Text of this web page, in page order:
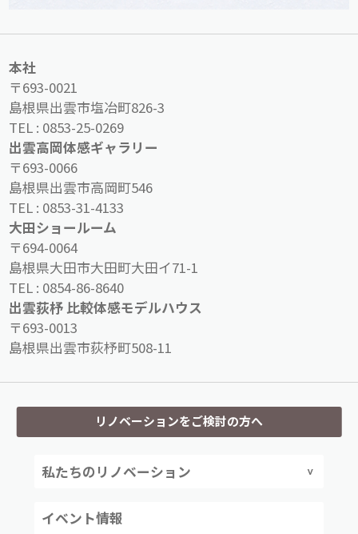
本社
〒693-0021
島根県出雲市塩冶町826-3
TEL : 0853-25-0269
出雲高岡体感ギャラリー
〒693-0066
島根県出雲市高岡町546
TEL : 0853-31-4133
大田ショールーム
〒694-0064
島根県大田市大田町大田イ71-1
TEL : 0854-86-8640
出雲荻杼 比較体感モデルハウス
〒693-0013
島根県出雲市荻杼町508-11
リノベーションをご検討の方へ
私たちのリノベーション
イベント情報